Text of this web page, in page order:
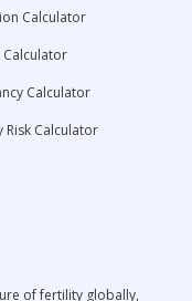
Calculator
Calculator
Calculator
Risk Calculator
of fertility globally,